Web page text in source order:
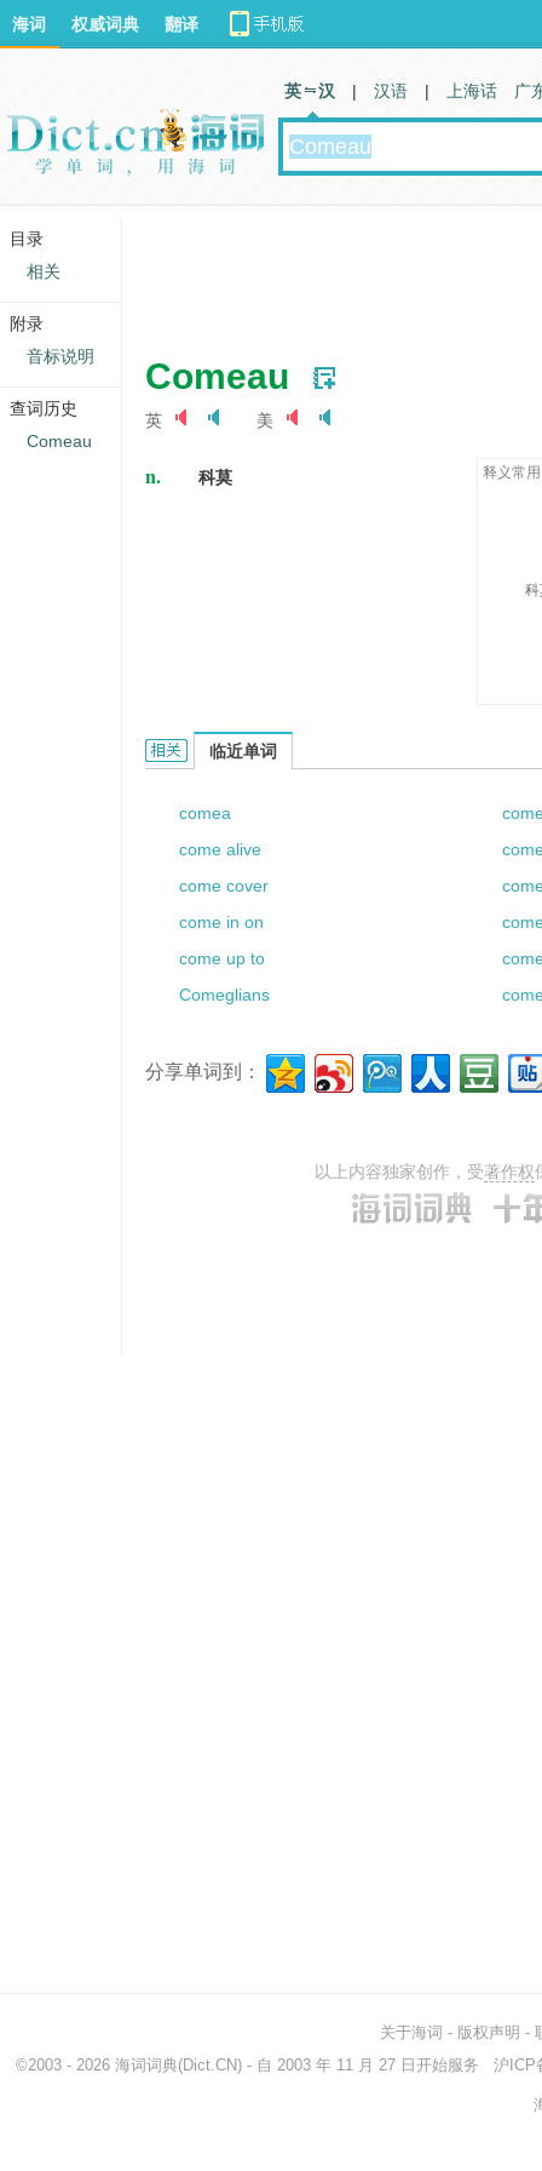
Comeau
英 美
n. 科莫 释义常
Comeau的相关资料：
临近单词
comea
come alive
come cover
come in on
come up to
Comeglians
分享单词到：
以上内容独家创作，受著作权
海词 权威词典 翻译
英 汉 | 汉语 | 上海话 广
关于海词 - 版权声明 -
©2003 - 2026 海词词典(Dict.CN) - 自 2003 年 11 月 27 日开始服务 沪ICP
目录
相关
附录
音标说明
查词历史
Comeau